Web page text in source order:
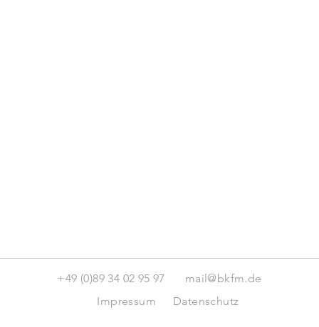
+49 (0)89 34 02 95 97
mail@bkfm.de
Impressum
Datenschutz